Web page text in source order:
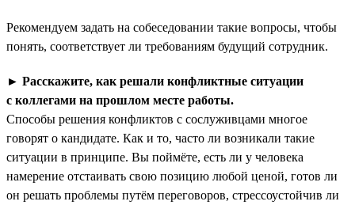
Рекомендуем задать на собеседовании такие вопросы, чтобы
понять, соответствует ли требованиям будущий сотрудник.
► Расскажите, как решали конфликтные ситуации
с коллегами на прошлом месте работы.
Способы решения конфликтов с сослуживцами многое
говорят о кандидате. Как и то, часто ли возникали такие
ситуации в принципе. Вы поймёте, есть ли у человека
намерение отстаивать свою позицию любой ценой, готов ли
он решать проблемы путём переговоров, стрессоустойчив ли